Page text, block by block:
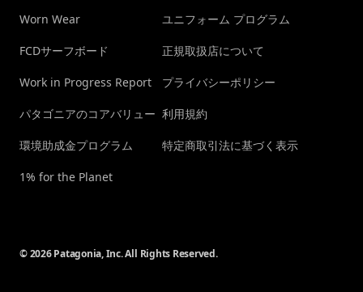
Worn Wear
FCDサーフボード
Work in Progress Report
パタゴニアのコアバリュー
環境助成金プログラム
1% for the Planet
ユニフォーム プログラム
正規取扱店について
プライバシーポリシー
利用規約
特定商取引法に基づく表示
© 2026 Patagonia, Inc. All Rights Reserved.